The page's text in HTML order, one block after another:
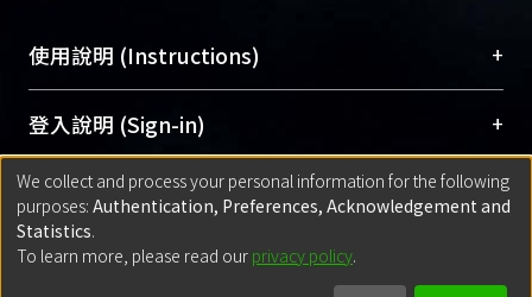
用逐年攀升。同時可加速研究發展、提升研究影響
Archive）平台。 （點選深入了解OA）
含部分內容的版權非匯入者所有，或由第三方贊
助與合作完成，請確認該版權所有者及第三方同
意提供此授權。
Please represent that the submission is your
original work, and that you have the right to
grant the rights to upload.
若欲上傳已出版的全文電子檔，可使用
網站查詢，以確認出版單位之版權
使用說明 (Instructions) +
網站簡介(Quickstart Guide)
使用手冊(Instruction Manual)
線上預約服務(Booking Service)
登入說明 (Sign-in) +
方案一：臺灣大學計算機中心帳號登入
(With C&INC Email Account)
方案二：ORCID帳號登入(With ORCID)
匯入著作 (Submission) +
方案一：定期更新ORCID者，以ID匯入
We collect and process your personal information for the following
purposes: Authentication, Preferences, Acknowledgement and
Statistics.
To learn more, please read our privacy policy.